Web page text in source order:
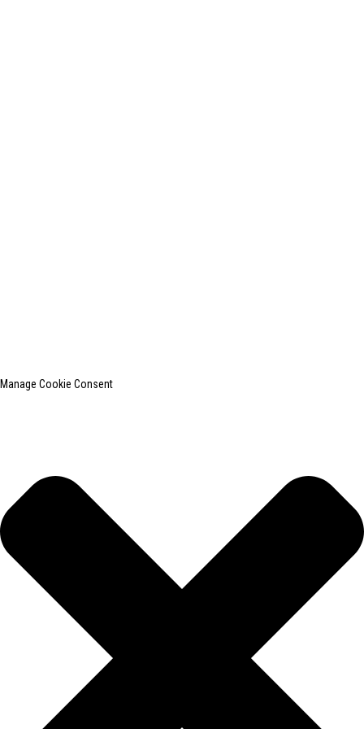
Manage Cookie Consent